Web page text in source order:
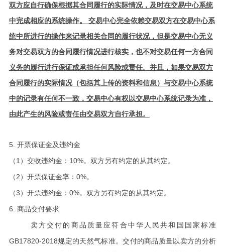
双方应自行确保根据其合同履行的实际情况，及时在交易中心系统
中完成相应的系统操作。 交易中心完全依赖交易双方在交易中心系
统中所进行的操作来记录相关合同的履行状况，但是交易中心无义
务对交易双方的合同履行情况进行核实，也不对交易任何一方合同
义务的履行进行保证或承担任何风险或责任。并且，如果交易双方
合同履行的实际情况（包括其上传的资料和信息）与交易中心系统
中的记录有任何不一致，交易中心有权以交易中心系统记录为准，
由此产生的风险或责任由交易双方自行承担。
5. 开票保证金及违约金
（1）交收违约金： 10%。双方另有约定的从其约定。
（2）开票保证金率：0%。
（3）开票违约金：0%。双方另有约定的从其约定。
6. 商品交付要求
卖方交付的商品质量应符合中华人民共和国国家标准
GB17820-2018规定的天然气标准。交付的商品质量以卖方的分析